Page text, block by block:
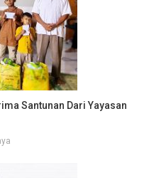
Santunan Dari Yayasan